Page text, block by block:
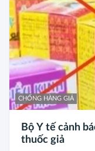
CHỐNG HÀNG GIẢ
Bộ Y tế cảnh
thuốc giả